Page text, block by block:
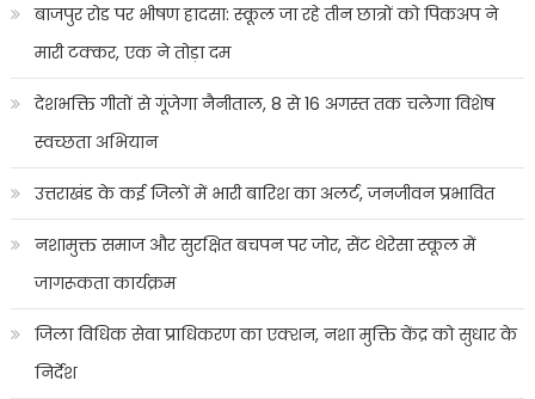
बाजपुर रोड पर भीषण हादसा: स्कूल जा रहे तीन छात्रों को पिकअप ने
मारी टक्कर, एक ने तोड़ा दम
देशभक्ति गीतों से गूंजेगा नैनीताल, 8 से 16 अगस्त तक चलेगा विशेष
स्वच्छता अभियान
उत्तराखंड के कई जिलों में भारी बारिश का अलर्ट, जनजीवन प्रभावित
नशामुक्त समाज और सुरक्षित बचपन पर जोर, सेंट थेरेसा स्कूल में
जागरूकता कार्यक्रम
जिला विधिक सेवा प्राधिकरण का एक्शन, नशा मुक्ति केंद्र को सुधार के
निर्देश